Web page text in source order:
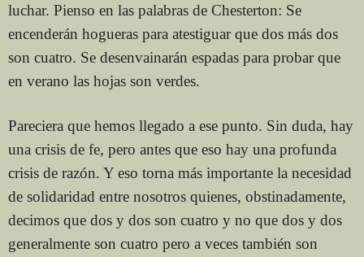
luchar. Pienso en las palabras de Chesterton: Se
encenderán hogueras para atestiguar que dos más dos
son cuatro. Se desenvainarán espadas para probar que
en verano las hojas son verdes.
Pareciera que hemos llegado a ese punto. Sin duda, hay
una crisis de fe, pero antes que eso hay una profunda
crisis de razón. Y eso torna más importante la necesidad
de solidaridad entre nosotros quienes, obstinadamente,
decimos que dos y dos son cuatro y no que dos y dos
generalmente son cuatro pero a veces también son